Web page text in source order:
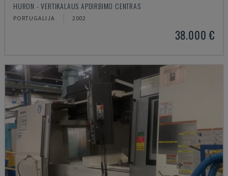
HURON - VERTIKALAUS APDIRBIMO CENTRAS
PORTUGALIJA 2002
38.000 €